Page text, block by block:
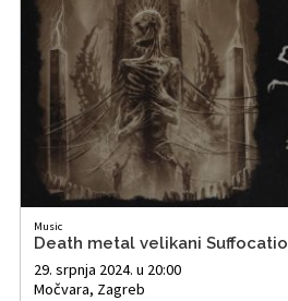
Music
Death metal velikani
29. srpnja 2024. u 20:00
Močvara, Zagreb